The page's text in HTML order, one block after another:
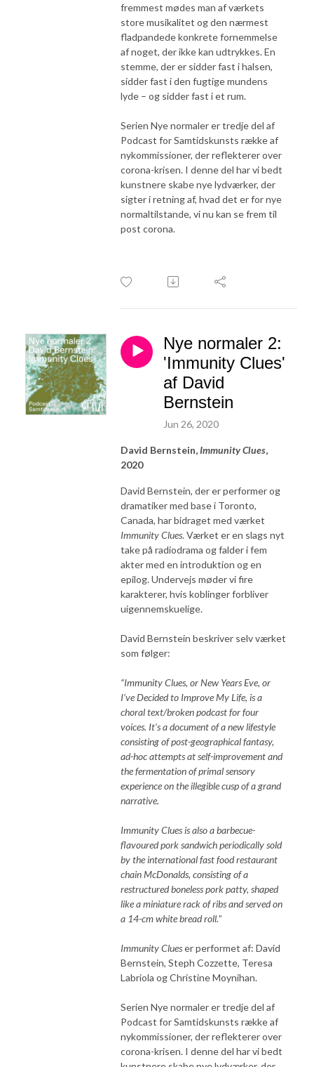
fremmest mødes man af værkets
store musikalitet og den nærmest
fladpandede konkrete fornemmelse
af noget, der ikke kan udtrykkes. En
stemme, der er sidder fast i halsen,
sidder fast i den fugtige mundens
lyde – og sidder fast i et rum.
Serien Nye normaler er tredje del af
Podcast for Samtidskunsts række af
nykommissioner, der reflekterer over
corona-krisen. I denne del har vi bedt
kunstnere skabe nye lydværker, der
sigter i retning af, hvad det er for nye
normaltilstande, vi nu kan se frem til
post corona.
Nye normaler 2:
'Immunity Clues'
af David
Bernstein
Jun 26, 2020
David Bernstein, Immunity Clues,
2020
David Bernstein, der er performer og
dramatiker med base i Toronto,
Canada, har bidraget med værket
Immunity Clues. Værket er en slags nyt
take på radiodrama og falder i fem
akter med en introduktion og en
epilog. Undervejs møder vi fire
karakterer, hvis koblinger forbliver
uigennemskuelige.
David Bernstein beskriver selv værket
som følger:
“Immunity Clues, or New Years Eve, or
I’ve Decided to Improve My Life, is a
choral text/broken podcast for four
voices. It’s a document of a new lifestyle
consisting of post-geographical fantasy,
ad-hoc attempts at self-improvement and
the fermentation of primal sensory
experience on the illegible cusp of a grand
narrative.
Immunity Clues is also a barbecue-
flavoured pork sandwich periodically sold
by the international fast food restaurant
chain McDonalds, consisting of a
restructured boneless pork patty, shaped
like a miniature rack of ribs and served on
a 14-cm white bread roll.”
Immunity Clueser performet af: David
Bernstein, Steph Cozzette, Teresa
Labriola og Christine Moynihan.
Serien Nye normaler er tredje del af
Podcast for Samtidskunsts række af
nykommissioner, der reflekterer over
corona-krisen. I denne del har vi bedt